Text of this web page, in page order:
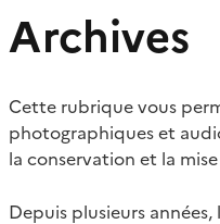
Archives
Cette rubrique vous
photographiques et
la conservation et la
Depuis plusieurs